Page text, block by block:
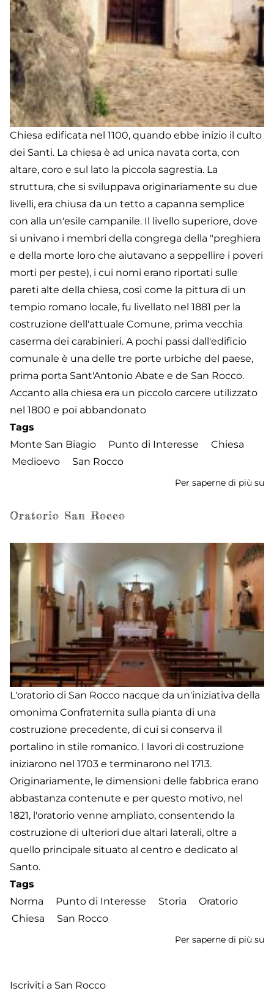
Chiesa edificata nel 1100, quando ebbe inizio il culto
dei Santi. La chiesa è ad unica navata corta, con
altare, coro e sul lato la piccola sagrestia. La
struttura, che si sviluppava originariamente su due
livelli, era chiusa da un tetto a capanna semplice
con alla un'esile campanile. Il livello superiore, dove
si univano i membri della congrega della "preghiera
e della morte loro che aiutavano a seppellire i poveri
morti per peste), i cui nomi erano riportati sulle
pareti alte della chiesa, così come la pittura di un
tempio romano locale, fu livellato nel 1881 per la
costruzione dell'attuale Comune, prima vecchia
caserma dei carabinieri. A pochi passi dall'edificio
comunale è una delle tre porte urbiche del paese,
prima porta Sant'Antonio Abate e de San Rocco.
Accanto alla chiesa era un piccolo carcere utilizzato
nel 1800 e poi abbandonato
Tags
Monte San Biagio
Punto di Interesse
Chiesa
Medioevo
San Rocco
Per saperne di più su
Oratorio San Rocco
L'oratorio di San Rocco nacque da un'iniziativa della
omonima Confraternita sulla pianta di una
costruzione precedente, di cui si conserva il
portalino in stile romanico. I lavori di costruzione
iniziarono nel 1703 e terminarono nel 1713.
Originariamente, le dimensioni delle fabbrica erano
abbastanza contenute e per questo motivo, nel
1821, l'oratorio venne ampliato, consentendo la
costruzione di ulteriori due altari laterali, oltre a
quello principale situato al centro e dedicato al
Santo.
Tags
Norma
Punto di Interesse Storia
Oratorio
Chiesa
San Rocco
Per saperne di più su
Iscriviti a San Rocco